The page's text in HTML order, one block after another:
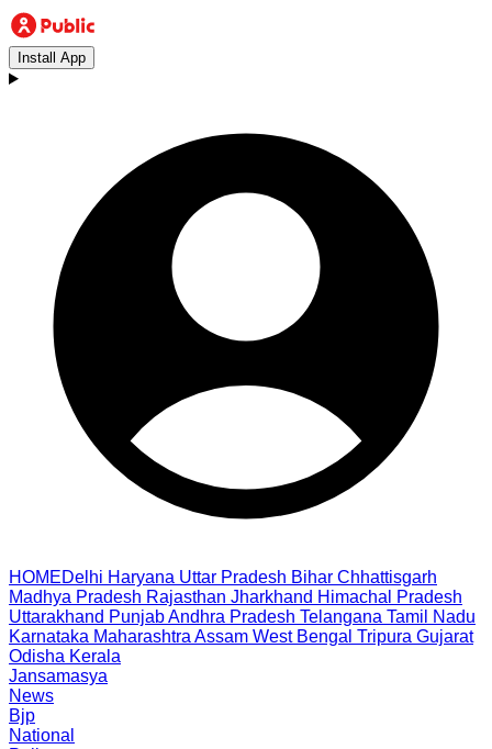
Install App
HOMEDelhi Haryana Uttar Pradesh Bihar Chhattisgarh
Madhya Pradesh Rajasthan Jharkhand Himachal Pradesh
Uttarakhand PunjabAndhra Pradesh Telangana Tamil Nadu
Karnataka Maharashtra Assam West Bengal Tripura Gujarat
Odisha Kerala
Jansamasya
News
Bjp
National